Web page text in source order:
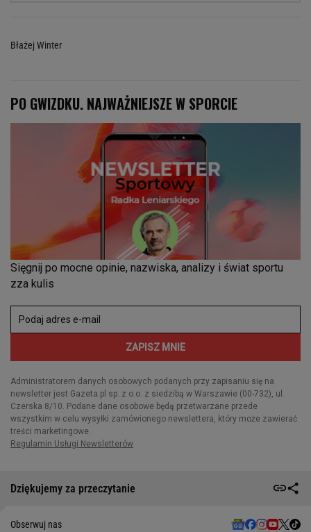
Błażej Winter
Dziękujemy za przeczytanie
Obserwuj nas